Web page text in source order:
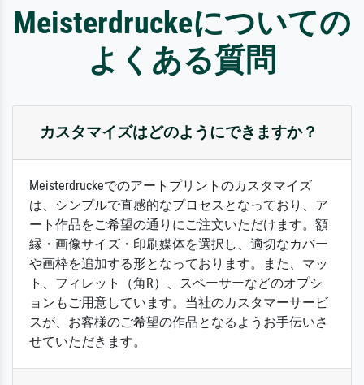
Meisterdruckeについての
よくある質問
カスタマイズはどのようにできますか？
Meisterdruckeでのアートプリントのカスタマイズ
は、シンプルで直感的なプロセスとなっており、ア
ート作品をご希望の通りにご注文いただけます。額
縁・画像サイズ・印刷媒体を選択し、適切なカバー
や画枠を追加する形となっております。また、マッ
ト、フィレット（角R）、スペーサーなどのオプシ
ョンもご用意しています。当社のカスタマーサービ
スが、お客様のご希望の作品となるようお手伝いさ
せていただきます。